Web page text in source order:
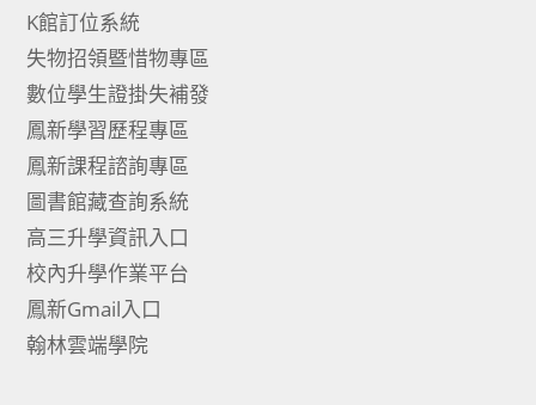
K館訂位系統
失物招領暨惜物專區
數位學生證掛失補發
鳳新學習歷程專區
鳳新課程諮詢專區
圖書館藏查詢系統
高三升學資訊入口
校內升學作業平台
鳳新Gmail入口
翰林雲端學院